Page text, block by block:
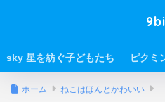
sky 星を紡ぐ子どもたち ピクミ
ホーム ねこはほんとかわいい